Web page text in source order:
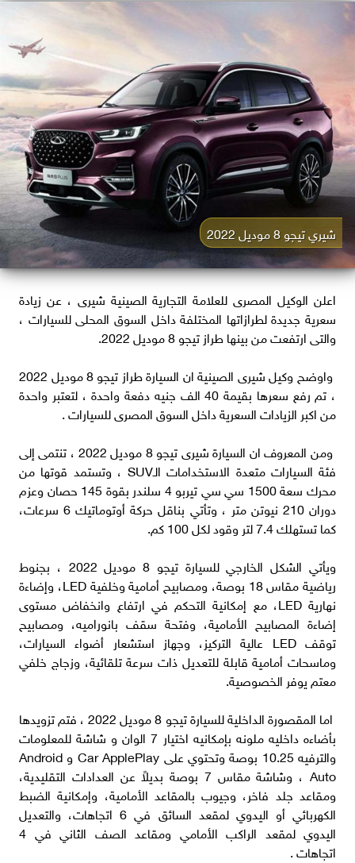
شيري تيجو 8 موديل 2022
اعلن الوكيل المصرى للعلامة التجارية الصينية شيرى ، عن زيادة
سعرية جديدة لطرازاتها المختلفة داخل السوق المحلى للسيارات ،
والتى ارتفعت من بينها طراز تيجو 8 موديل 2022.
واوضح وكيل شيرى الصينية ان السيارة طراز تيجو 8 موديل 2022
، تم رفع سعرها بقيمة 40 الف جنيه دفعة واحدة ، لتعتبر واحدة
من اكبر الزيادات السعرية داخل السوق المصرى للسيارات .
ومن المعروف ان السيارة شيرى تيجو 8 موديل 2022 ، تنتمى إلى
فئة السيارات متعدة الاستخدامات الـSUV ، وتستمد قوتها من
محرك سعة 1500 سي سي تيربو 4 سلندر بقوة 145 حصان وعزم
دوران 210 نيوتن متر ، وتأتي بناقل حركة أوتوماتيك 6 سرعات،
كما تستهلك 7.4 لتر وقود لكل 100 كم.
ويأتي الشكل الخارجي للسيارة تيجو 8 موديل 2022 ، بجنوط
رياضية مقاس 18 بوصة، ومصابيح أمامية وخلفية LED، وإضاءة
نهارية LED، مع إمكانية التحكم في ارتفاع وانخفاض مستوى
إضاءة المصابيح الأمامية، وفتحة سقف بانوراميه، ومصابيح
توقف LED عالية التركيز، وجهاز استشعار أضواء السيارات،
وماسحات أمامية قابلة للتعديل ذات سرعة تلقائية، وزجاج خلفي
معتم يوفر الخصوصية.
اما المقصورة الداخلية للسيارة تيجو 8 موديل 2022 ، فتم تزويدها
بأضاءه داخليه ملونه بإمكانيه اختيار 7 الوان و شاشة للمعلومات
والترفيه 10.25 بوصة وتحتوي على Car ApplePlay و Android
Auto ، وشاشة مقاس 7 بوصة بديلاً عن العدادات التقليدية،
ومقاعد جلد فاخر، وجيوب بالمقاعد الأمامية، وإمكانية الضبط
الكهربائي أو اليدوي لمقعد السائق في 6 اتجاهات، والتعديل
اليدوي لمقعد الراكب الأمامي ومقاعد الصف الثاني في 4
اتجاهات .